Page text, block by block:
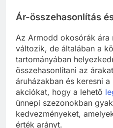
Ár-összehasonlítás
Az Armodd okosórák ára
változik, de általában a
tartományában
összehasonlítani az
áruházakban és keresni
akciókat, hogy a lehető
ünnepi szezonokban
kedvezményeket,
érték arányt.